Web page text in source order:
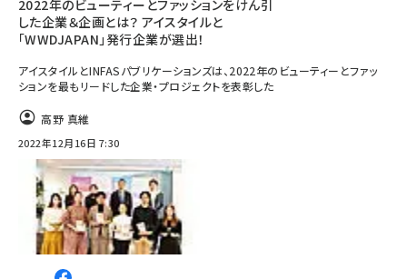
2022年のビューティーとファッションをけん引
した企業＆企画とは？ アイスタイルと
「WWDJAPAN」発行企業が選出！
アイスタイルとINFASパブリケーションズは、2022年のビューティーとファッ
ションを最もリードした企業・プロジェクトを表彰した
高野 真維
2022年12月16日 7:30